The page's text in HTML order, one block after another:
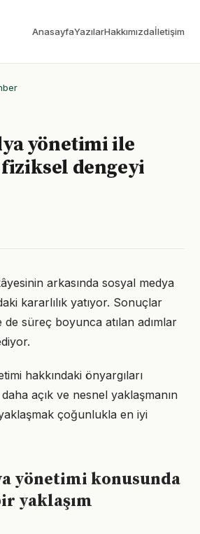
AnasayfaYazılarHakkımızdaİletişim
yönetimi ile
dengeyi
arkasında sosyal medya
kararlılık yatıyor. Sonuçlar
süreç boyunca atılan adımlar
hakkındaki önyargıları
açık ve nesnel yaklaşmanın
çoğunlukla en iyi
yönetimi konusunda
yaklaşım